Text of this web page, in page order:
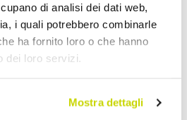
di analisi dei dati web,
i quali potrebbero combinarle
ha fornito loro o che hanno
dei loro servizi.
Mostra dettagli